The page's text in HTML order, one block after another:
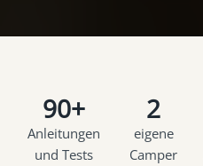
90+
Anleitungen
und Tests
2
eigene
Camper